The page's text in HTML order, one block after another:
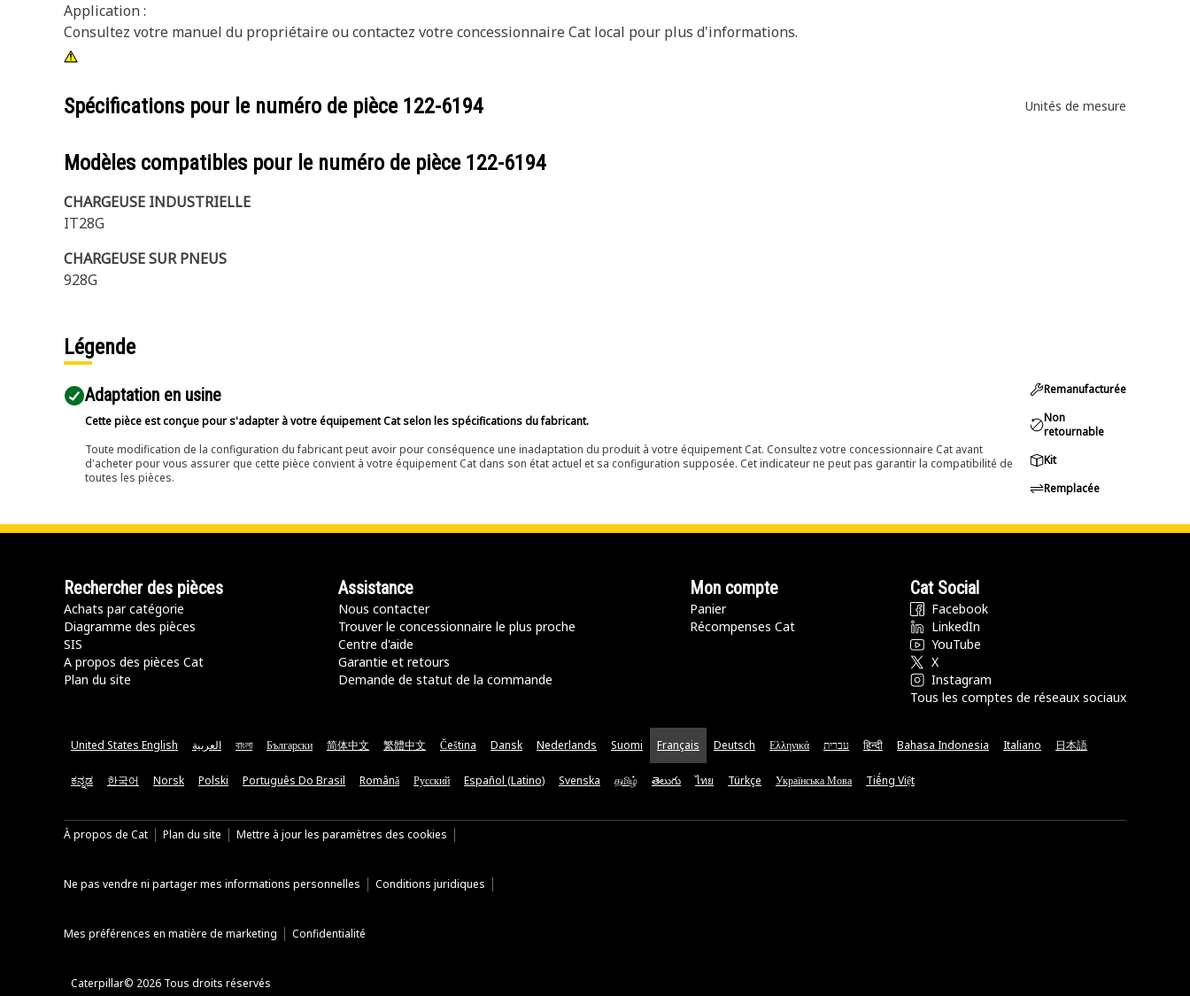
Application :
Consultez votre manuel du propriétaire ou contactez votre concessionnaire Cat local pour plus d'informations.
Spécifications pour le numéro de pièce 122-6194 Unités de mesure
Modèles compatibles pour le numéro de pièce 122-6194
CHARGEUSE INDUSTRIELLE
IT28G
CHARGEUSE SUR PNEUS
928G
Légende
Adaptation en usine
Cette pièce est conçue pour s'adapter à votre équipement Cat selon les spécifications du fabricant.
Toute modification de la configuration du fabricant peut avoir pour conséquence une inadaptation du produit à votre équipement Cat. Consultez votre concessionnaire Cat avant
d'acheter pour vous assurer que cette pièce convient à votre équipement Cat dans son état actuel et sa configuration supposée. Cet indicateur ne peut pas garantir la compatibilité de
toutes les pièces.
Remanufacturée
Non
retournable
Kit
Remplacée
Rechercher des pièces
Achats par catégorie
Diagramme des pièces
SIS
A propos des pièces Cat
Plan du site
Assistance
Nous contacter
Trouver le concessionnaire le plus proche
Centre d'aide
Garantie et retours
Demande de statut de la commande
Mon compte
Panier
Récompenses Cat
Cat Social
Facebook
LinkedIn
YouTube
X
Instagram
Tous les comptes de réseaux sociaux
United States English العربية বাংলা Български 简体中文 繁體中文 Čeština Dansk Nederlands Suomi Français Deutsch Ελληνικά עברית हिन्दी Bahasa Indonesia Italiano 日本語
ಕನ್ನಡ 한국어 Norsk Polski Português Do Brasil Română Русский Español (Latino) Svenska தமிழ் తెలుగు ไทย Türkçe Українська Мова Tiếng Việt
À propos de Cat Plan du site Mettre à jour les paramètres des cookies
Ne pas vendre ni partager mes informations personnelles Conditions juridiques
Mes préférences en matière de marketing Confidentialité
Caterpillar© 2026 Tous droits réservés